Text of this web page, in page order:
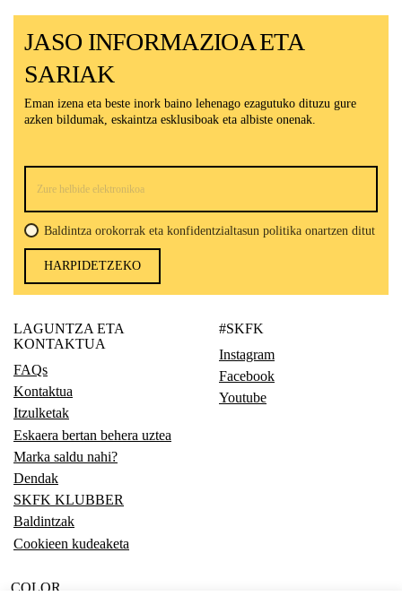
COLOR
JASO INFORMAZIOA ETA
SARIAK
Eman izena eta beste inork baino lehenago ezagutuko dituzu gure
azken bildumak, eskaintza esklusiboak eta albiste onenak.
Baldintza orokorrak eta konfidentzialtasun politika onartzen ditut
HARPIDETZEKO
LAGUNTZA ETA
KONTAKTUA
FAQs
Kontaktua
Itzulketak
Eskaera bertan behera uztea
Marka saldu nahi?
Dendak
SKFK KLUBBER
Baldintzak
Cookieen kudeaketa
#SKFK
Instagram
Facebook
Youtube